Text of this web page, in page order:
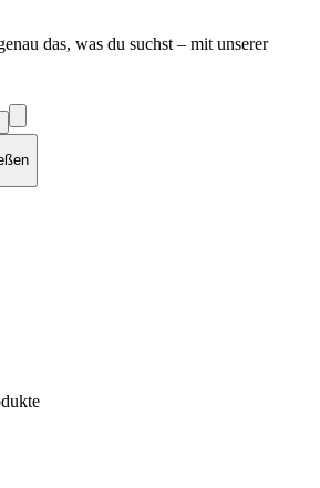
das, was du suchst – mit unserer